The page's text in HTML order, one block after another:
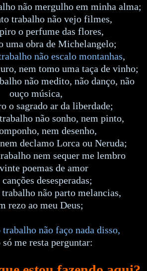
não mergulho em minha alma;
trabalho não vejo filmes,
o perfume das flores,
uma obra de Michelangelo;
não escalo montanhas,
nem tomo uma taça de vinho;
não medito, não danço, não
ouço música,
o sagrado ar da liberdade;
não sonho, nem pinto,
nem desenho,
declamo Lorca ou Neruda;
nem sequer me lembro
poemas de amor
canções desesperadas;
trabalho não parto melancias,
rezo ao meu Deus;
trabalho não faço nada disso,
só me resta perguntar: